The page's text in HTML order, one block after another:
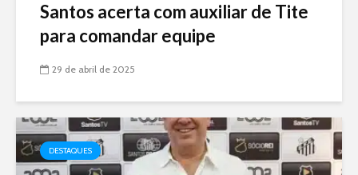
Santos acerta com auxiliar de Tite
para comandar equipe
29 de abril de 2025
DESTAQUES